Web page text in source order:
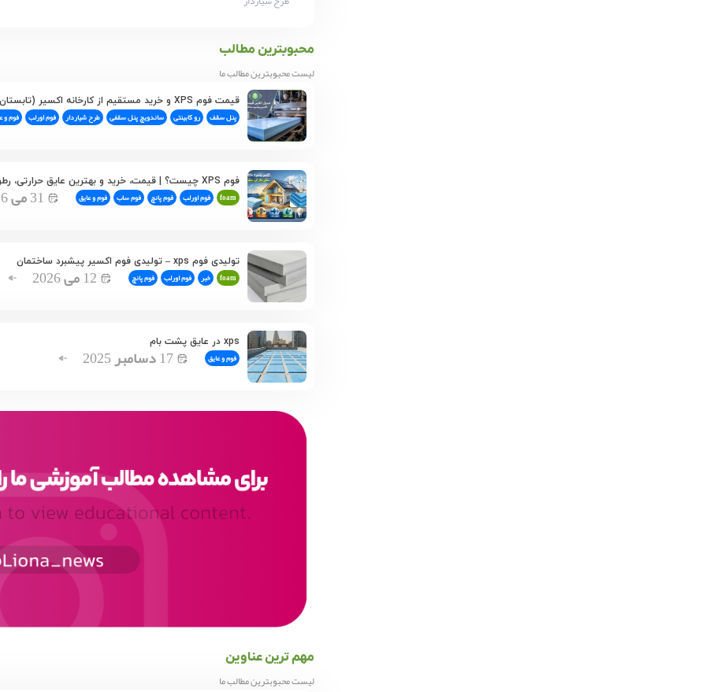
محبوبترین مطالب
لیست محبوبترین مطالب ما
قیمت فوم XPS و خرید مستقیم از کارخانه اکسیر (تابستان ۱۴۰۵)
پنل سقف رو کابینتی ساندویچ پنل سقفی طرح شیاردار فوم اورلب فوم و
فوم XPS چیست؟ | قیمت، خرید و بهترین عایق حرارتی، رطوبتی و صوتی ساختمان
foam فوم اورلب فوم پانچ فوم ساب فوم و عایق 31می
تولیدی فوم xps – تولیدی فوم اکسیر پیشبرد ساختمان
foam خبر فوم اورلب فوم پانچ 12می2026
xps در عایق پشت بام
فوم و عایق 17دسامبر2025
مهم ترین عناوین
لیست محبوبترین مطالب ما